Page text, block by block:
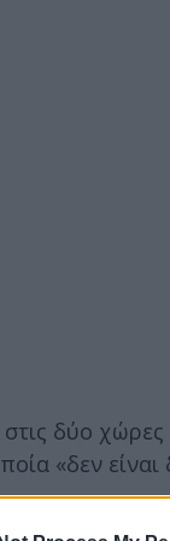
στις δύο
«δεν